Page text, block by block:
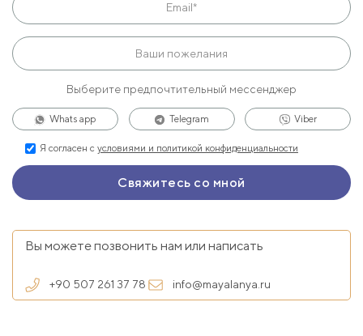
Выберите предпочтительный мессенджер
Whats app Telegram Viber
Я согласен с условиями и политикой конфиденциальности
Вы можете позвонить нам или написать
+90 507 261 37 78 info@mayalanya.ru